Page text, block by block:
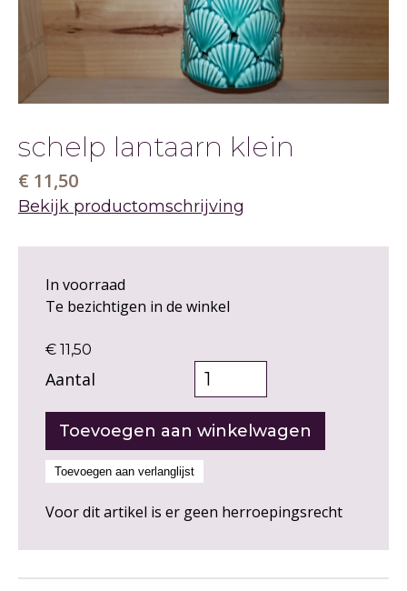
schelp lantaarn klein
€ 11,50
Bekijk productomschrijving
In voorraad
Te bezichtigen in de winkel
€ 11,50
Aantal
Voor dit artikel is er geen herroepingsrecht